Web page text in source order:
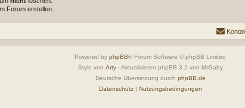
Forum erstellen.
Powered by phpBB® Forum Software © phpBB Limited
Style von Arty- Aktualisieren phpBB 3.2 von MrGaby
Deutsche Übersetzung durch phpBB.de
Datenschutz| Nutzungsbedingungen